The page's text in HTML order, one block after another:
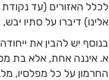
לכלל האזורים (עד
אלינו) דיברו על סתיו
בנוסף יש להבין את
א. איננה אחת, אלא בת
החרמון על כל מפלסיו,